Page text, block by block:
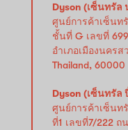
Dyson (เซ็นทรัล
ศูนย์การค้าเซ็นท
ชั้นที่ G เลขที่
อำเภอเมืองนคร
Thailand, 60000
Dyson (เซ็นทรัล
ศูนย์การค้าเซ็นท
ที่1 เลขที่7/222